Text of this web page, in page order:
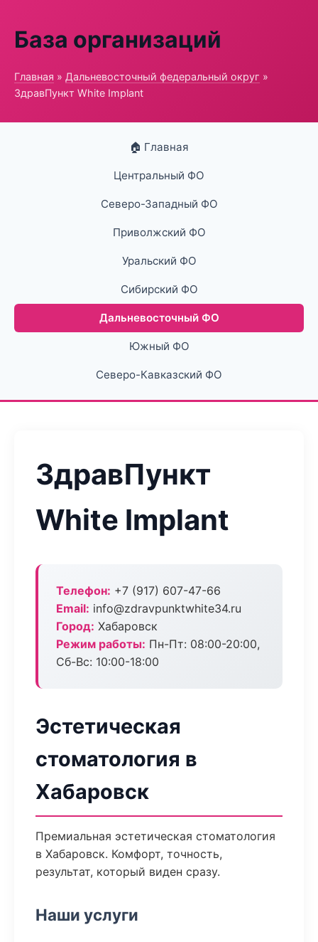
База организаций
Главная » Дальневосточный федеральный округ »
ЗдравПункт White Implant
🏠 Главная
Центральный ФО
Северо-Западный ФО
Приволжский ФО
Уральский ФО
Сибирский ФО
Дальневосточный ФО
Южный ФО
Северо-Кавказский ФО
ЗдравПункт
White Implant
Телефон: +7 (917) 607-47-66
Email: info@zdravpunktwhite34.ru
Город: Хабаровск
Режим работы: Пн-Пт: 08:00-20:00,
Сб-Вс: 10:00-18:00
Эстетическая
стоматология в
Хабаровск
Премиальная эстетическая стоматология
в Хабаровск. Комфорт, точность,
результат, который виден сразу.
Наши услуги